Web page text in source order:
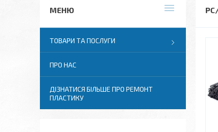
ТОВАРИ ТА ПОСЛУГИ
ПРО НАС
ДІЗНАТИСЯ БІЛЬШЕ ПРО РЕМОНТ
ПЛАСТИКУ